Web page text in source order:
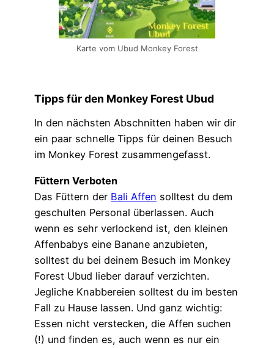
Karte vom Ubud Monkey Forest
Tipps für den Monkey Forest Ubud
In den nächsten Abschnitten haben wir dir
ein paar schnelle Tipps für deinen Besuch
im Monkey Forest zusammengefasst.
Füttern Verboten
Das Füttern der Bali Affen solltest du dem
geschulten Personal überlassen. Auch
wenn es sehr verlockend ist, den kleinen
Affenbabys eine Banane anzubieten,
solltest du bei deinem Besuch im Monkey
Forest Ubud lieber darauf verzichten.
Jegliche Knabbereien solltest du im besten
Fall zu Hause lassen. Und ganz wichtig:
Essen nicht verstecken, die Affen suchen
(!) und finden es, auch wenn es nur ein